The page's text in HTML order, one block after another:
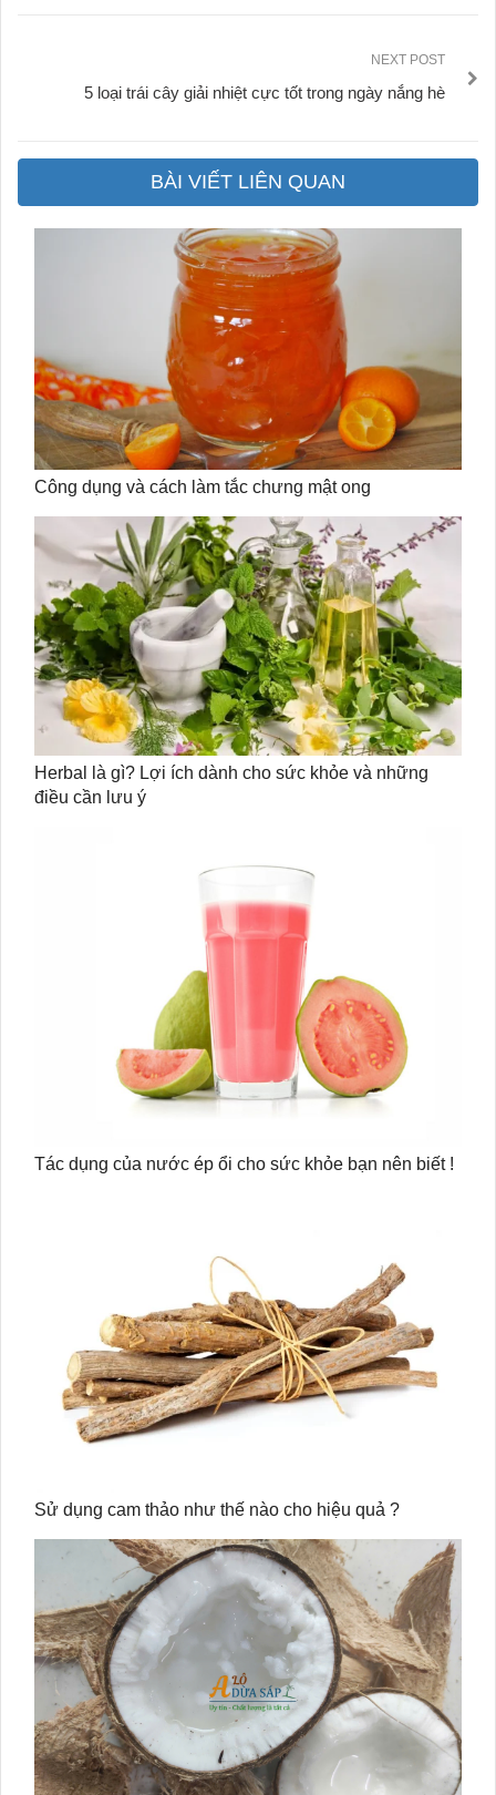
NEXT POST
5 loại trái cây giải nhiệt cực tốt trong ngày nắng hè
BÀI VIẾT LIÊN QUAN
Công dụng và cách làm tắc chưng mật ong
Herbal là gì? Lợi ích dành cho sức khỏe và những
điều cần lưu ý
Tác dụng của nước ép ổi cho sức khỏe bạn nên biết !
Sử dụng cam thảo như thế nào cho hiệu quả ?